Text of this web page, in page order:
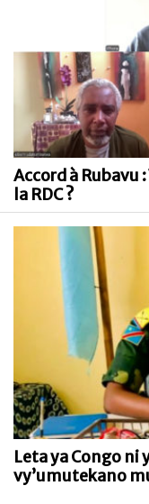
Accord à Rubavu
la RDC ?
Leta ya Congo ni
vy’umutekano